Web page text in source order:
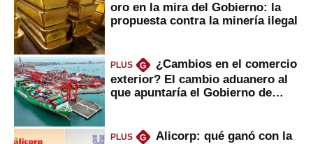
oro en la mira del Gobierno: la
propuesta contra la minería ilegal
PLUS G
¿Cambios en el comercio
exterior? El cambio aduanero al
que apuntaría el Gobierno de
PLUS G
Alicorp: qué ganó con la